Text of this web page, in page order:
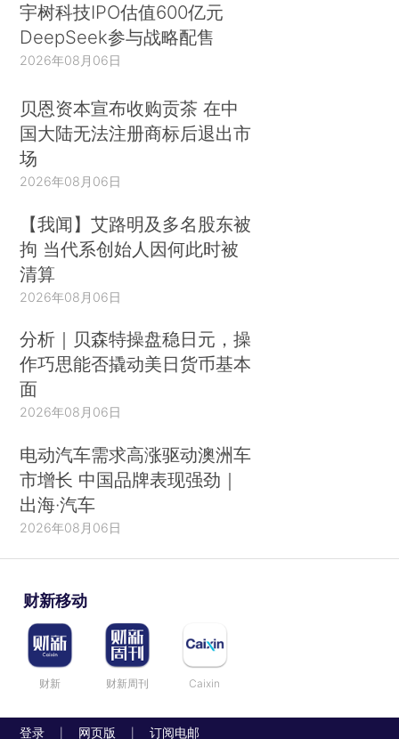
宇树科技IPO估值600亿元
DeepSeek参与战略配售
2026年08月06日
贝恩资本宣布收购贡茶 在中
国大陆无法注册商标后退出市
场
2026年08月06日
【我闻】艾路明及多名股东被
拘 当代系创始人因何此时被
清算
2026年08月06日
分析｜贝森特操盘稳日元，操
作巧思能否撬动美日货币基本
面
2026年08月06日
电动汽车需求高涨驱动澳洲车
市增长 中国品牌表现强劲｜
出海·汽车
2026年08月06日
财新移动
财新 财新周刊 Caixin
登录 网页版 订阅电邮